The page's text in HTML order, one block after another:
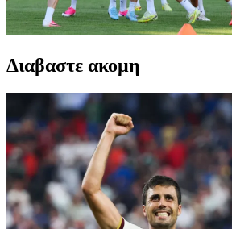
Διαβαστε ακομη